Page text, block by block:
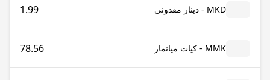
MKD - دينار مقدوني 1.99
MMK - كيات ميانمار 78.56